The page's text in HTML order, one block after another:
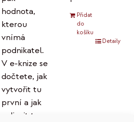
hodnota,
kterou
vnímá
podnikatel.
V e-knize se
dočtete, jak
vytvořit tu
první a jak
ovlivnit tu
Přidat
do
košíku
Detaily